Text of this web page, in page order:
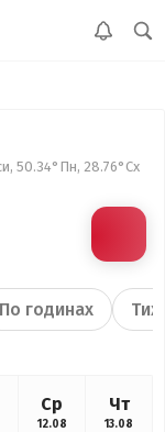
50.34°Пн, 28.76°Сх
По годинах
Ср
12.08
Чт
13.08